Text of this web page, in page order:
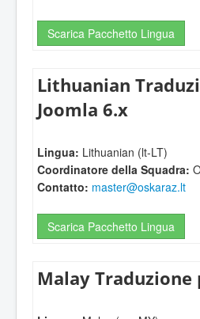
Scarica Pacchetto Lingua
Lithuanian
Joomla 6.x
Lingua: Lithuanian (lt-LT)
Coordinatore della Squadra:
Contatto: master@oskaraz.lt
Scarica Pacchetto Lingua
Malay Traduzione